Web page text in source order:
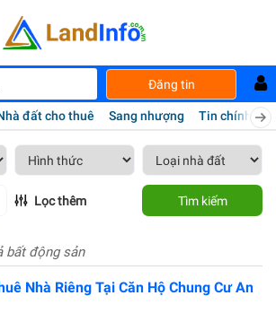
Đăng tin
đất cho thuê Sang nhượng Tin chính chủ
Lọc thêm Tìm kiếm
bất động sản
Nhà Riêng Tại Căn Hộ Chung Cư An